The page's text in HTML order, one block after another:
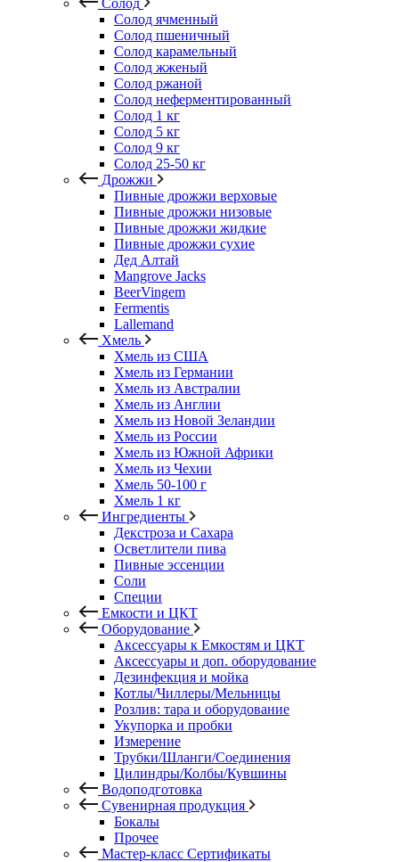
Солод
Солод ячменный
Солод пшеничный
Солод карамельный
Солод жженый
Солод ржаной
Солод неферментированный
Солод 1 кг
Солод 5 кг
Солод 9 кг
Солод 25-50 кг
Дрожжи
Пивные дрожжи верховые
Пивные дрожжи низовые
Пивные дрожжи жидкие
Пивные дрожжи сухие
Дед Алтай
Mangrove Jacks
BeerVingem
Fermentis
Lallemand
Хмель
Хмель из США
Хмель из Германии
Хмель из Австралии
Хмель из Англии
Хмель из Новой Зеландии
Хмель из России
Хмель из Южной Африки
Хмель из Чехии
Хмель 50-100 г
Хмель 1 кг
Ингредиенты
Декстроза и Сахара
Осветлители пива
Пивные эссенции
Соли
Специи
Емкости и ЦКТ
Оборудование
Аксессуары к Емкостям и ЦКТ
Аксессуары и доп. оборудование
Дезинфекция и мойка
Котлы/Чиллеры/Мельницы
Розлив: тара и оборудование
Укупорка и пробки
Измерение
Трубки/Шланги/Соединения
Цилиндры/Колбы/Кувшины
Водоподготовка
Сувенирная продукция
Бокалы
Прочее
Мастер-класс Сертификаты